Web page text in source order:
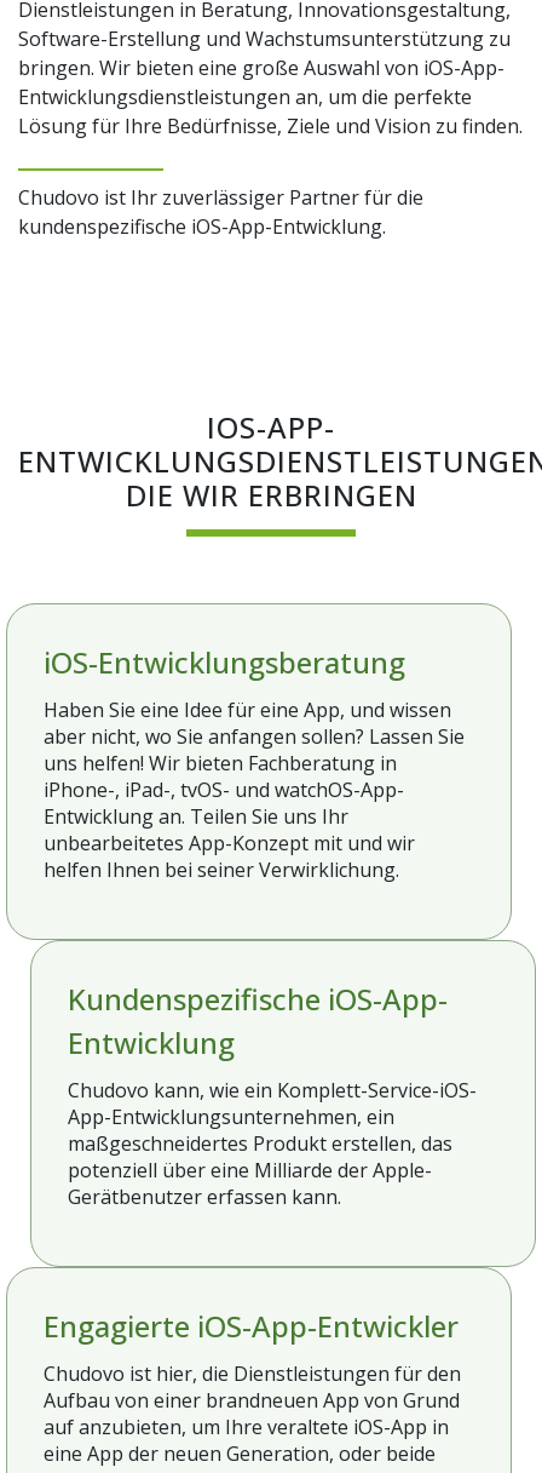
Dienstleistungen in Beratung, Innovationsgestaltung,
Software-Erstellung und Wachstumsunterstützung zu
bringen. Wir bieten eine große Auswahl von iOS-App-
Entwicklungsdienstleistungen an, um die perfekte
Lösung für Ihre Bedürfnisse, Ziele und Vision zu finden.
Chudovo ist Ihr zuverlässiger Partner für die
kundenspezifische iOS-App-Entwicklung.
IOS-APP-
DIE WIR ERBRINGEN
iOS-Entwicklungsberatung
Haben Sie eine Idee für eine App, und wissen
aber nicht, wo Sie anfangen sollen? Lassen Sie
uns helfen! Wir bieten Fachberatung in
iPhone-, iPad-, tvOS- und watchOS-App-
Entwicklung an. Teilen Sie uns Ihr
unbearbeitetes App-Konzept mit und wir
helfen Ihnen bei seiner Verwirklichung.
Kundenspezifische iOS-App-
Entwicklung
Chudovo kann, wie ein Komplett-Service-iOS-
App-Entwicklungsunternehmen, ein
maßgeschneidertes Produkt erstellen, das
potenziell über eine Milliarde der Apple-
Gerätbenutzer erfassen kann.
Engagierte iOS-App-Entwickler
Chudovo ist hier, die Dienstleistungen für den
Aufbau von einer brandneuen App von Grund
auf anzubieten, um Ihre veraltete iOS-App in
eine App der neuen Generation, oder beide